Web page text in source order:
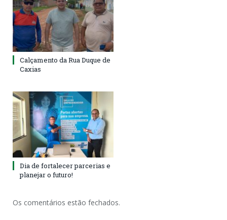
Calçamento da Rua Duque de
Caxias
Dia de fortalecer parcerias e
planejar o futuro!
Os comentários estão fechados.